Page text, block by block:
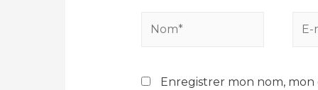
Enregistrer mon nom,